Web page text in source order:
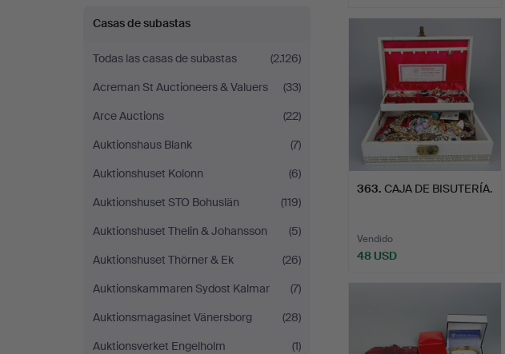
Casas de subastas
Todas las casas de subastas
(2.126)
Acreman St Auctioneers & Valuers
(33)
Arce Auctions
(22)
Auktionshaus Blank
(7)
Auktionshuset Kolonn
(6)
Auktionshuset STO Bohuslän
(119)
Auktionshuset Thelin & Johansson
(5)
Auktionshuset Thörner & Ek
(26)
Auktionskammaren Sydost Kalmar
(7)
Auktionsmagasinet Vänersborg
(28)
Auktionsverket Engelholm
(1)
363. CAJA DE BISUTERÍA.
Vendido
48 USD